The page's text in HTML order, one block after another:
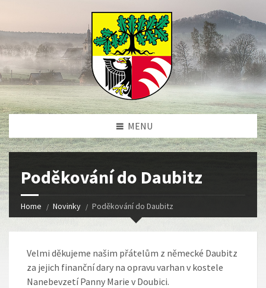
MENU
Poděkování do Daubitz
Home Novinky Poděkování do Daubitz
Velmi děkujeme našim přátelům z německé Daubitz
za jejich finanční dary na opravu varhan v kostele
Nanebevzetí Panny Marie v Doubici.